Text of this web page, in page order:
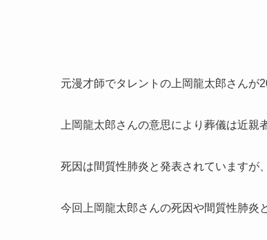
元漫才師でタレントの上岡龍太郎さんが
上岡龍太郎さんの意思により葬儀は近親
死因は間質性肺炎と発表されていますが
今回上岡龍太郎さんの死因や間質性肺炎